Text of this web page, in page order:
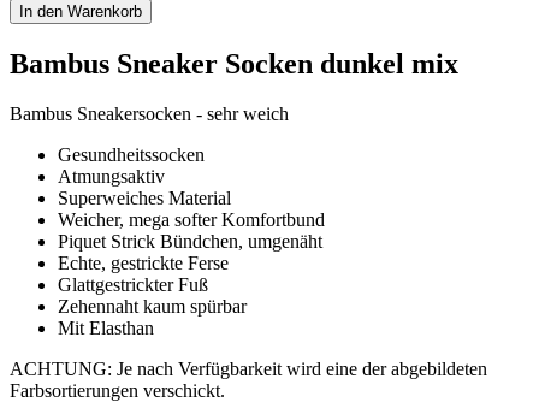
In den Warenkorb
Bambus Sneaker Socken dunkel mix
Bambus Sneakersocken - sehr weich
Gesundheitssocken
Atmungsaktiv
Superweiches Material
Weicher, mega softer Komfortbund
Piquet Strick Bündchen, umgenäht
Echte, gestrickte Ferse
Glattgestrickter Fuß
Zehennaht kaum spürbar
Mit Elasthan
ACHTUNG: Je nach Verfügbarkeit wird eine der abgebildeten
Farbsortierungen verschickt.